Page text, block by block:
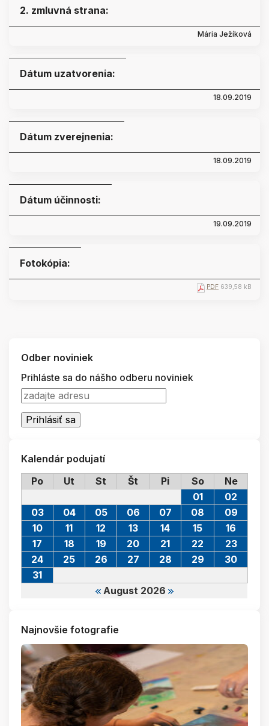
2. zmluvná strana:
Mária Ježíková
Dátum uzatvorenia:
18.09.2019
Dátum zverejnenia:
18.09.2019
Dátum účinnosti:
19.09.2019
Fotokópia:
PDF 639,58 kB
Odber noviniek
Prihláste sa do nášho odberu noviniek
Kalendár podujatí
Po
Ut St Št Pi So Ne
August 2026
01
02
03
04 05 06 07 08
09
10
11 12 13 14 15
16
17
18 19 20 21 22
23
24
25 26 27 28 29
30
31
Najnovšie fotografie